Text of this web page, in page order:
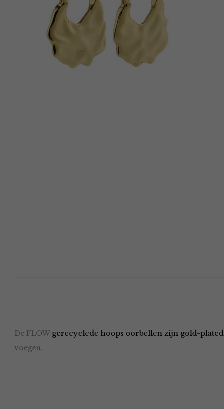
De FLOW gerecyclede hoops oorbellen zijn gold-plated
voegen.